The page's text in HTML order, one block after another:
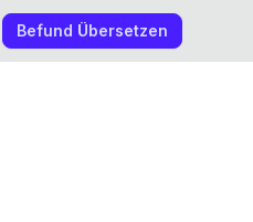
Befund Übersetzen